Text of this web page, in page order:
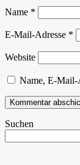
Name *
E-Mail-Adresse *
Website
Name, E-Mail-
Suchen